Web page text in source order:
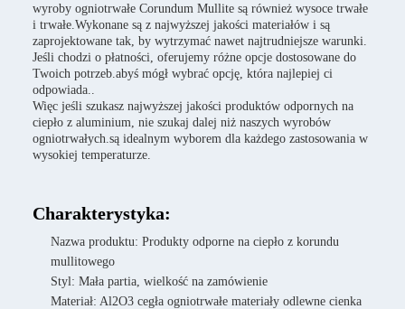
wyroby ogniotrwałe Corundum Mullite są również wysoce trwałe
i trwałe.Wykonane są z najwyższej jakości materiałów i są
zaprojektowane tak, by wytrzymać nawet najtrudniejsze warunki.
Jeśli chodzi o płatności, oferujemy różne opcje dostosowane do
Twoich potrzeb.abyś mógł wybrać opcję, która najlepiej ci
odpowiada..
Więc jeśli szukasz najwyższej jakości produktów odpornych na
ciepło z aluminium, nie szukaj dalej niż naszych wyrobów
ogniotrwałych.są idealnym wyborem dla każdego zastosowania w
wysokiej temperaturze.
Charakterystyka:
Nazwa produktu: Produkty odporne na ciepło z korundu
mullitowego
Styl: Mała partia, wielkość na zamówienie
Materiał: Al2O3 cegła ogniotrwałe materiały odlewne cienka